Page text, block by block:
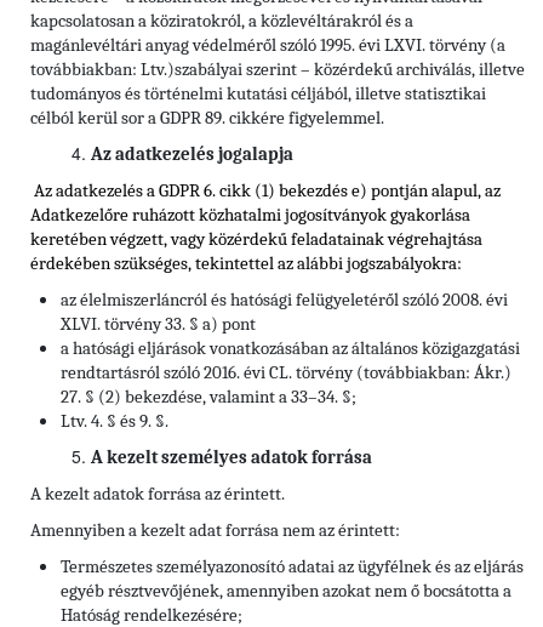
kapcsolatosan a köziratokról, a közlevéltárakról és a
magánlevéltári anyag védelméről szóló 1995. évi LXVI. törvény (a
továbbiakban: Ltv.)szabályai szerint – közérdekű archiválás, illetve
tudományos és történelmi kutatási céljából, illetve statisztikai
célból kerül sor a GDPR 89. cikkére figyelemmel.
Az adatkezelés jogalapja
Az adatkezelés a GDPR 6. cikk (1) bekezdés e) pontján alapul, az
Adatkezelőre ruházott közhatalmi jogosítványok gyakorlása
keretében végzett, vagy közérdekű feladatainak végrehajtása
érdekében szükséges, tekintettelaz alábbi jogszabályokra:
az élelmiszerláncról és hatósági felügyeletéről szóló 2008. évi
XLVI. törvény 33. § a) pont
a hatósági eljárások vonatkozásában az általános közigazgatási
rendtartásról szóló 2016. évi CL. törvény (továbbiakban: Ákr.)
27. § (2) bekezdése, valamint a 33–34. §;
Ltv. 4. § és 9. §.
A kezelt személyes adatok forrása
A kezelt adatok forrása az érintett.
Amennyiben a kezelt adat forrása nem az érintett:
Természetes személyazonosító adatai az ügyfélnek és az eljárás
egyéb résztvevőjének, amennyiben azokat nem ő bocsátotta a
Hatóság rendelkezésére;